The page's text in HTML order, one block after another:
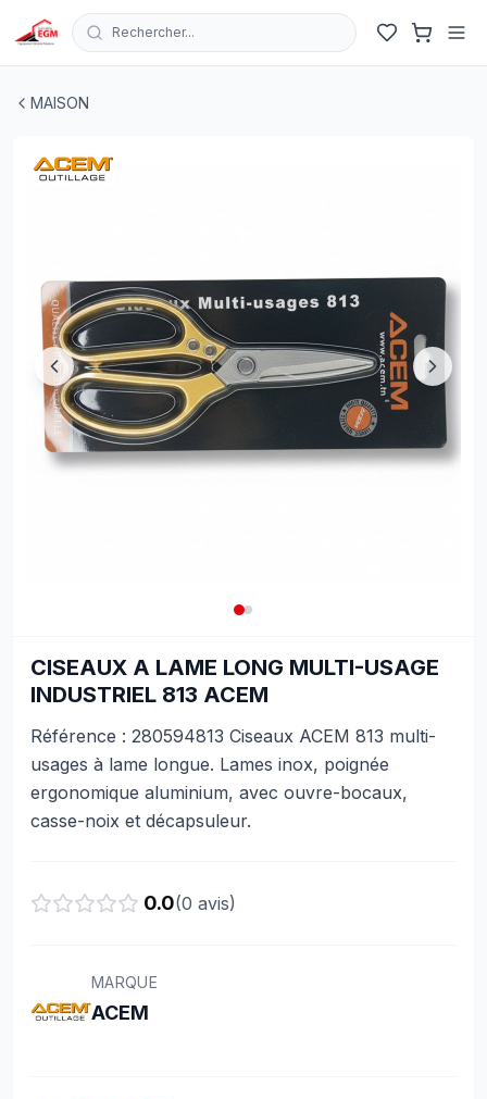
Rechercher...
MAISON
CISEAUX A LAME LONG MULTI-USAGE
INDUSTRIEL 813 ACEM
Référence : 280594813 Ciseaux ACEM 813 multi-
usages à lame longue. Lames inox, poignée
ergonomique aluminium, avec ouvre-bocaux,
casse-noix et décapsuleur.
0.0(0 avis)
MARQUE
ACEM